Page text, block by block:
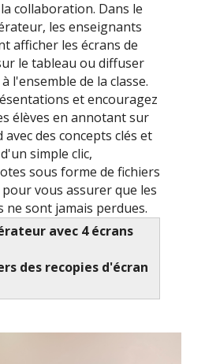
collaboration. Dans le
les enseignants
afficher les écrans de
le tableau ou diffuser
l'ensemble de la classe.
et encouragez
élèves en annotant sur
des concepts clés et
simple clic,
sous forme de fichiers
vous assurer que les
ne sont jamais perdues.​
avec 4 écrans
】
des recopies d'écran​